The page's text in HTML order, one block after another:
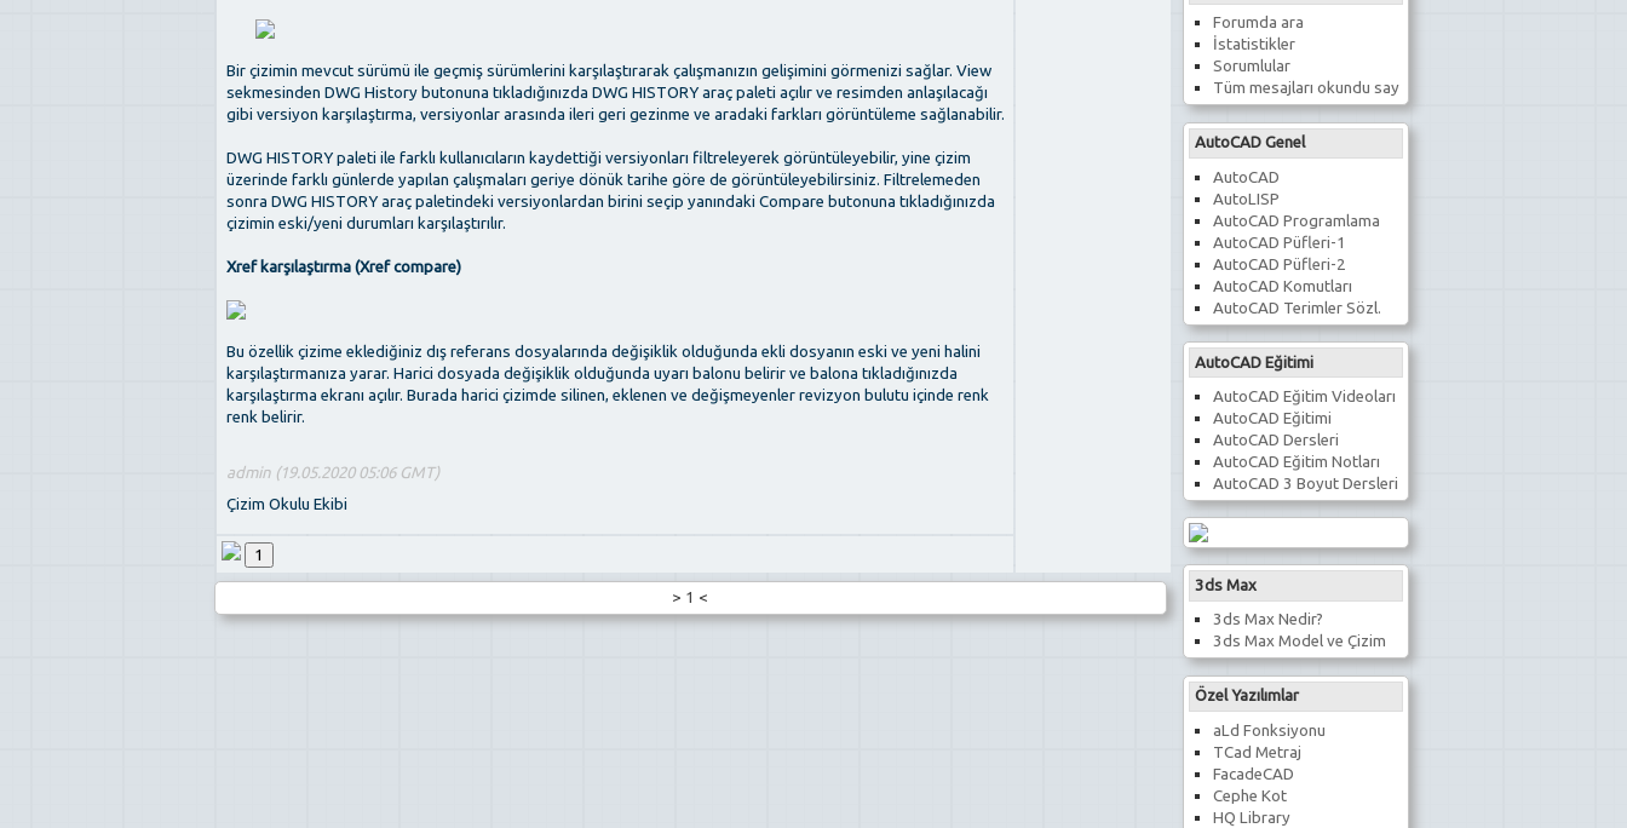
Forumda ara
İstatistikler
Sorumlular
Tüm mesajları okundu say
AutoCAD Genel
AutoCAD
AutoLISP
AutoCAD Programlama
AutoCAD Püfleri-1
AutoCAD Püfleri-2
AutoCAD Komutları
AutoCAD Terimler Sözl.
AutoCAD Eğitimi
AutoCAD Eğitim Videoları
AutoCAD Eğitimi
AutoCAD Dersleri
AutoCAD Eğitim Notları
AutoCAD 3 Boyut Dersleri
3ds Max
3ds Max Nedir?
3ds Max Model ve Çizim
Özel Yazılımlar
aLd Fonksiyonu
TCad Metraj
FacadeCAD
Cephe Kot
HQ Library
Bir çizimin mevcut sürümü ile geçmiş sürümlerini karşılaştırarak çalışmanızın gelişimini görmenizi sağlar. View
sekmesinden DWG History butonuna tıkladığınızda DWG HISTORY araç paleti açılır ve resimden anlaşılacağı
gibi versiyon karşılaştırma, versiyonlar arasında ileri geri gezinme ve aradaki farkları görüntüleme sağlanabilir.
DWG HISTORY paleti ile farklı kullanıcıların kaydettiği versiyonları filtreleyerek görüntüleyebilir, yine çizim
üzerinde farklı günlerde yapılan çalışmaları geriye dönük tarihe göre de görüntüleyebilirsiniz. Filtrelemeden
sonra DWG HISTORY araç paletindeki versiyonlardan birini seçip yanındaki Compare butonuna tıkladığınızda
çizimin eski/yeni durumları karşılaştırılır.
Xref karşılaştırma (Xref compare)
Bu özellik çizime eklediğiniz dış referans dosyalarında değişiklik olduğunda ekli dosyanın eski ve yeni halini
karşılaştırmanıza yarar. Harici dosyada değişiklik olduğunda uyarı balonu belirir ve balona tıkladığınızda
karşılaştırma ekranı açılır. Burada harici çizimde silinen, eklenen ve değişmeyenler revizyon bulutu içinde renk
renk belirir.
admin (19.05.2020 05:06 GMT)
Çizim Okulu Ekibi
1
> 1 <